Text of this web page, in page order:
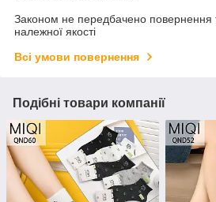
Законом не передбачено повернення
належної якості
Всі умови повернення
Подібні товари компанії